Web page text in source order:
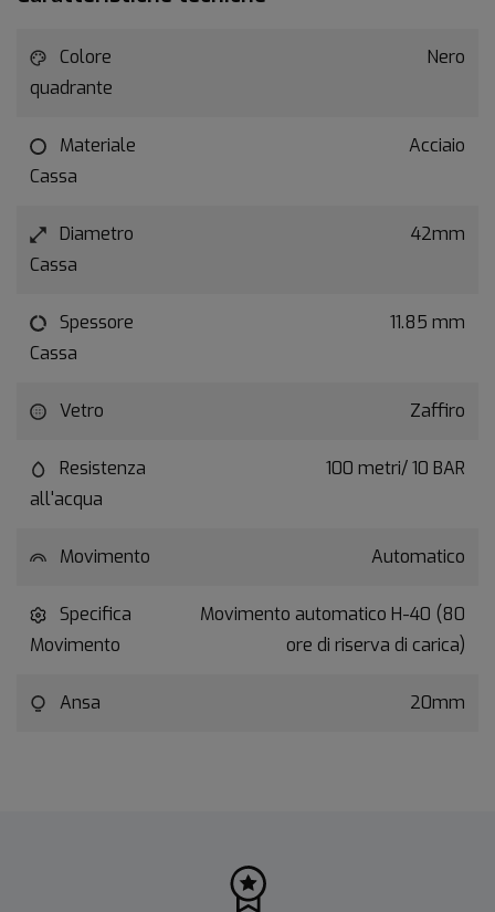
Colore
quadrante
Nero
Materiale
Cassa
Acciaio
Diametro
Cassa
42mm
Spessore
Cassa
11.85 mm
Vetro Zaffiro
Resistenza
all'acqua
100 metri/ 10 BAR
Movimento Automatico
Specifica
Movimento
Movimento automatico H-40 (80
ore di riserva di carica)
Ansa 20mm